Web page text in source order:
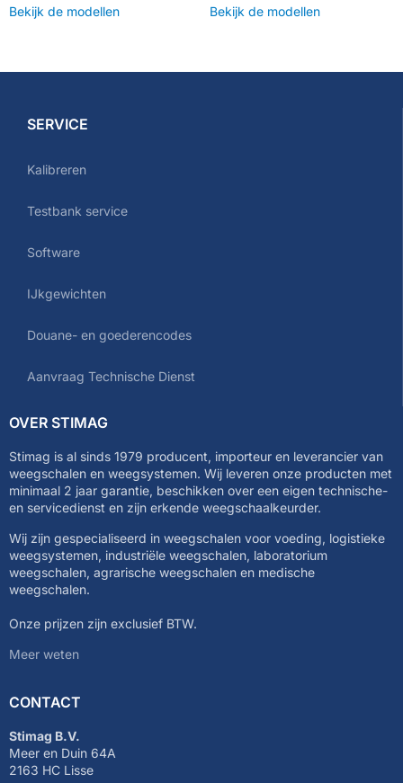
Bekijk de modellen Bekijk de modellen
SERVICE
Kalibreren
Testbank service
Software
IJkgewichten
Douane- en goederencodes
Aanvraag Technische Dienst
OVER STIMAG
Stimag is al sinds 1979 producent, importeur en leverancier van
weegschalen en weegsystemen. Wij leveren onze producten met
minimaal 2 jaar garantie, beschikken over een eigen technische-
en servicedienst en zijn erkende weegschaalkeurder.
Wij zijn gespecialiseerd in weegschalen voor voeding, logistieke
weegsystemen, industriële weegschalen, laboratorium
weegschalen, agrarische weegschalen en medische
weegschalen.
Onze prijzen zijn exclusief BTW.
Meer weten
CONTACT
Stimag B.V.
Meer en Duin 64A
2163 HC Lisse